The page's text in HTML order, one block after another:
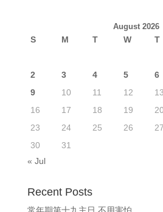
August 2026
S M T W T
2
3 4 5 6
9
10 11 12 13
16
17 18 19 20
23
24 25 26 27
30
31
« Jul
Recent Posts